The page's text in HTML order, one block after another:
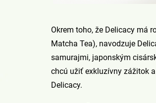
Okrem toho, že Delicacy má
Matcha Tea), navodzuje
samurajmi, japonským
chcú užiť exkluzívny zážitok
Delicacy.